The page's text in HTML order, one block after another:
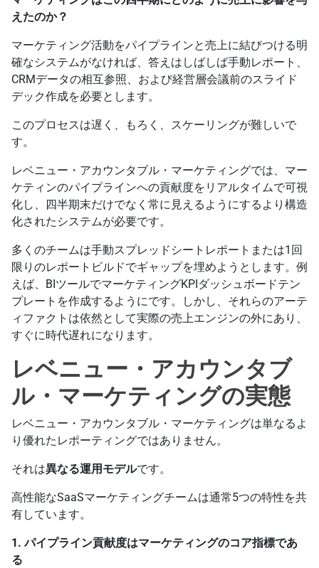
えたのか？
マーケティング活動をパイプラインと売上に結びつける明
確なシステムがなければ、答えはしばしば手動レポート、
CRMデータの相互参照、および経営層会議前のスライド
デック作成を必要とします。
このプロセスは遅く、もろく、スケーリングが難しいで
す。
レベニュー・アカウンタブル・マーケティングでは、マー
ケティンのパイプラインへの貢献度をリアルタイムで可視
化し、四半期末だけでなく常に見えるようにするより構造
化されたシステムが必要です。
多くのチームは手動スプレッドシートレポートまたは1回
限りのレポートビルドでギャップを埋めようとします。例
えば、BIツールでマーケティングKPIダッシュボードテン
プレートを作成するようにです。しかし、それらのアーテ
ィファクトは依然として実際の売上エンジンの外にあり、
すぐに時代遅れになります。
レベニュー・アカウンタブ
ル・マーケティングの実態
レベニュー・アカウンタブル・マーケティングは単なるよ
り優れたレポーティングではありません。
それは異なる運用モデルです。
高性能なSaaSマーケティングチームは通常5つの特性を共
有しています。
1. パイプライン貢献度はマーケティングのコア指標であ
る